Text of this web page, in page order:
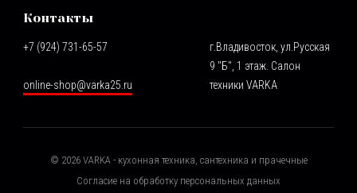
Контакты
+7 (924) 731-65-57
online-shop@varka25.ru
г.Владивосток, ул.Русская
9 "Б", 1 этаж. Салон
техники VARKA
© 2026VARKA - кухонная техника, сантехника и прачечные
Согласие на обработку персональных данных